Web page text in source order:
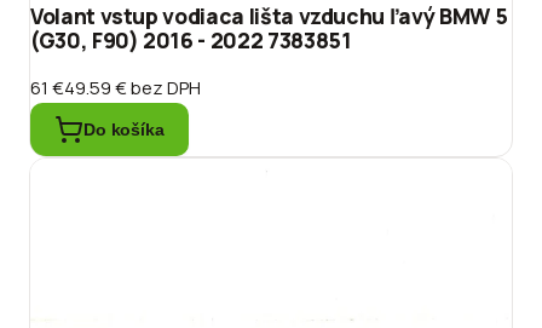
Volant vstup vodiaca lišta vzduchu ľavý BMW 5
(G30, F90) 2016 - 2022 7383851
61 €49.59 €bez DPH
Do košíka